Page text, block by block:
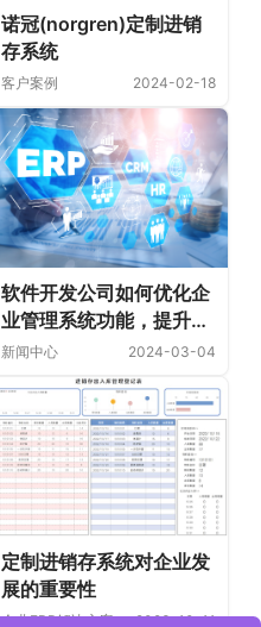
诺冠(norgren)定制进销
存系统
客户案例 2024-02-18
软件开发公司如何优化企
业管理系统功能，提升用
户体验
新闻中心 2024-03-04
定制进销存系统对企业发
展的重要性
企业ERP解决方案 2023-10-11